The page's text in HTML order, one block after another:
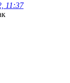
11:37